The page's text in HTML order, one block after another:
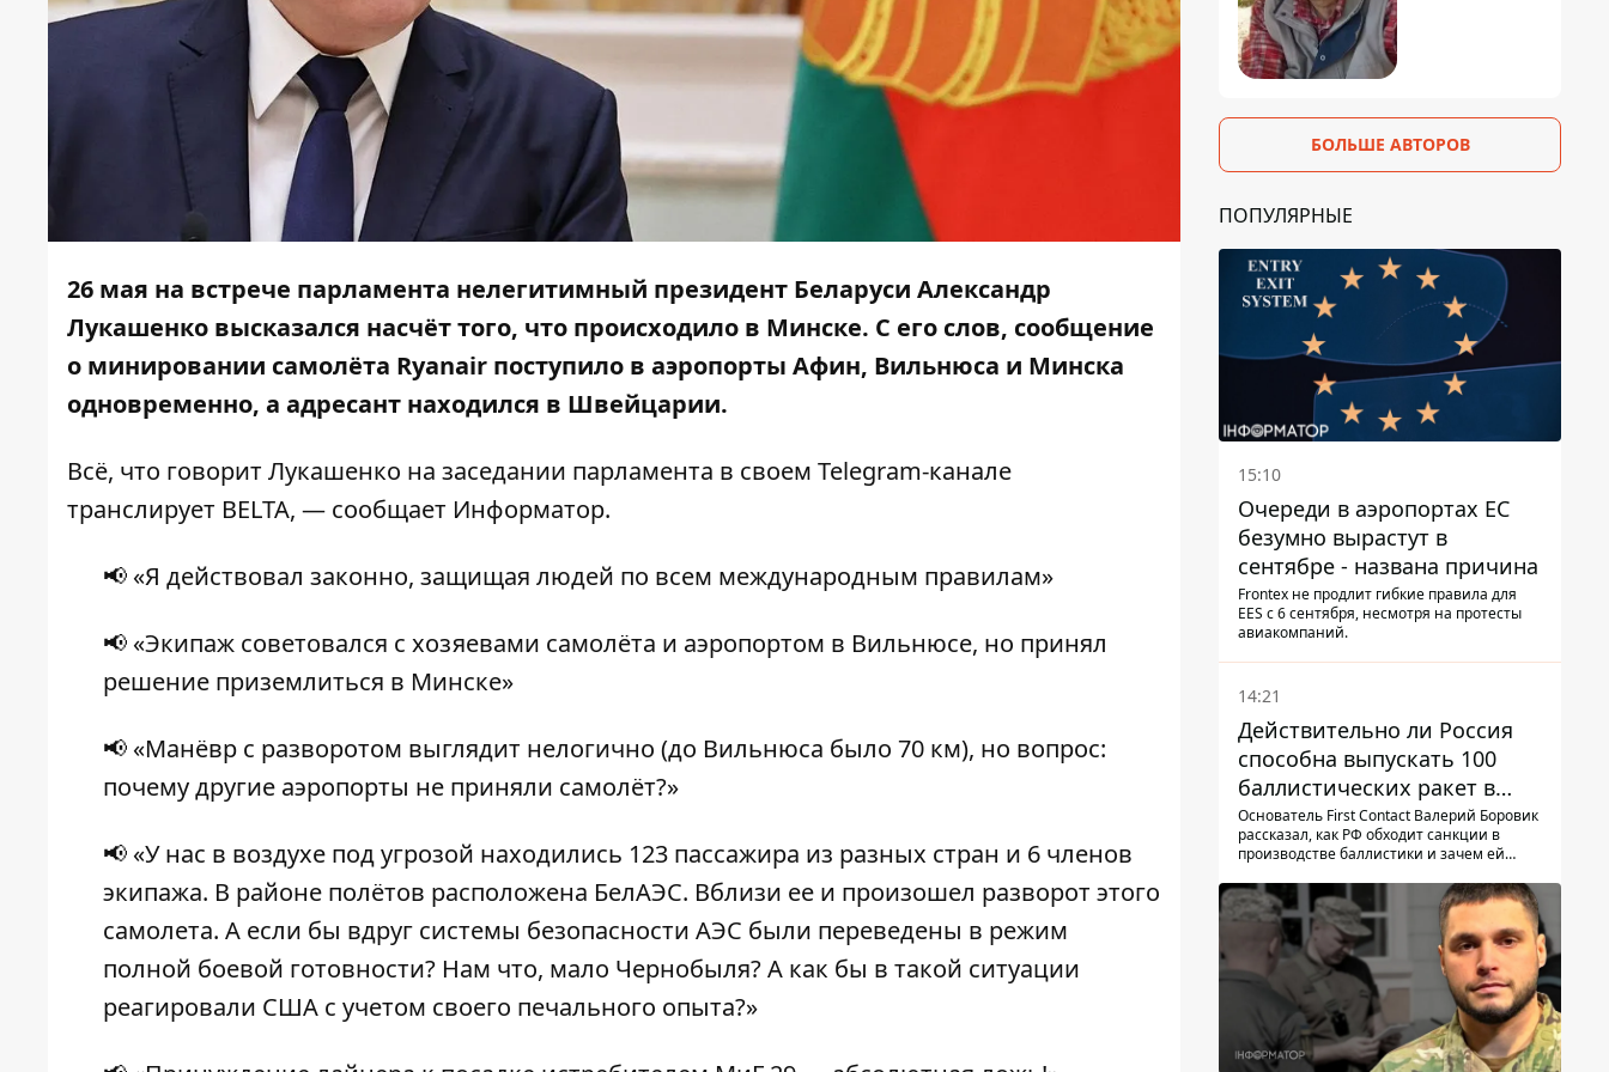
26 мая на встрече парламента нелегитимный президент Беларуси Александр
Лукашенко высказался насчёт того, что происходило в Минске. С его слов, сообщение
о минировании самолёта Ryanair поступило в аэропорты Афин, Вильнюса и Минска
одновременно, а адресант находился в Швейцарии.
Всё, что говорит Лукашенко на заседании парламента в своем Telegram-канале
транслирует BELTA, — сообщает Информатор.
📢 «Я действовал законно, защищая людей по всем международным правилам»
📢 «Экипаж советовался с хозяевами самолёта и аэропортом в Вильнюсе, но принял
решение приземлиться в Минске»
📢 «Манёвр с разворотом выглядит нелогично (до Вильнюса было 70 км), но вопрос:
почему другие аэропорты не приняли самолёт?»
📢 «У нас в воздухе под угрозой находились 123 пассажира из разных стран и 6 членов
экипажа. В районе полётов расположена БелАЭС. Вблизи ее и произошел разворот этого
самолета. А если бы вдруг cистемы безопасности АЭС были переведены в режим
полной боевой готовности? Нам что, мало Чернобыля? А как бы в такой ситуации
реагировали США с учетом своего печального опыта?»
БОЛЬШЕ АВТОРОВ
ПОПУЛЯРНЫЕ
15:10
Очереди в аэропортах ЕС
безумно вырастут в
сентябре - названа причина
Frontex не продлит гибкие правила для
EES с 6 сентября, несмотря на протесты
авиакомпаний.
14:21
Действительно ли Россия
способна выпускать 100
баллистических ракет в
месяц и что с этим делать
Основатель First Contact Валерий Боровик
рассказал, как РФ обходит санкции в
производстве баллистики и зачем ей